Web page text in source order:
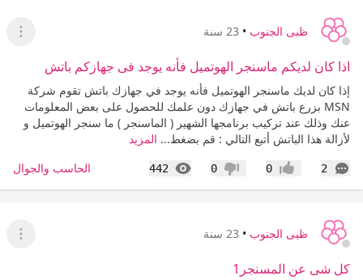
ظبى الجنوب • 23 سنة
عرض
اذا كان لديكم ماسنجر الهوتميل فأنه يوجد فى جهازكم باتش
إذا كان لديك ماسنجر الهوتميل فأنه يوجد في جهازك باتش تقوم شركة
MSN بزرع باتش في جهازك دون علمك للحصول على بعض المعلومات
عنك وذلك عند تركيب برنامجها الشهير ( الماسنجر ) ما سنجر الهوتميل و
لأزالة هذا الباتش أتبع التالي : قم بضغط... المزيد
2
التعليقات إعجاب0 عدم إعجاب
0
442
المشاهدات الحاسب والجوال
ظبى الجنوب • 23 سنة
عرض
كل شى عن المسنجر1